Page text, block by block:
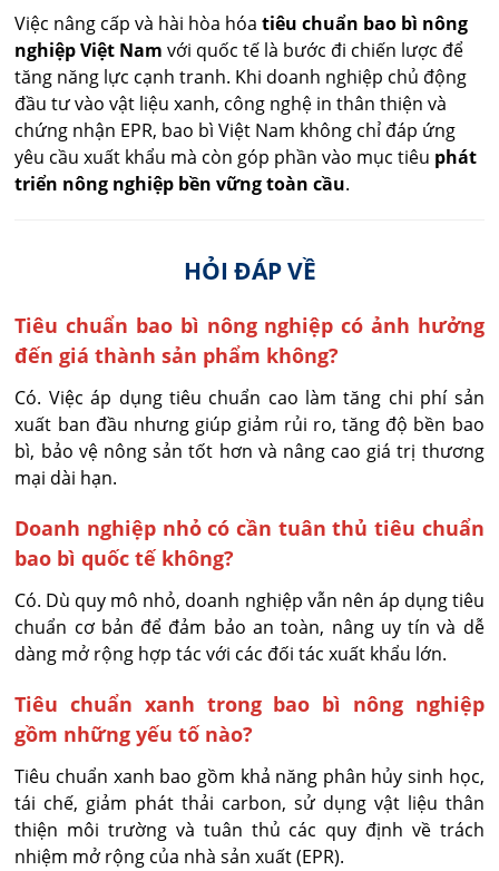
Việc nâng cấp và hài hòa hóatiêu chuẩn bao bì nông
nghiệp Việt Nam với quốc tế là bước đi chiến lược để
tăng năng lực cạnh tranh. Khi doanh nghiệp chủ động
đầu tư vào vật liệu xanh, công nghệ in thân thiện và
chứng nhận EPR, bao bì Việt Nam không chỉ đáp ứng
yêu cầu xuất khẩu mà còn góp phần vào mục tiêu phát
triển nông nghiệp bền vững toàn cầu.
HỎI ĐÁP VỀ
Tiêu chuẩn bao bì nông nghiệp có ảnh hưởng
đến giá thành sản phẩm không?
Có. Việc áp dụng tiêu chuẩn cao làm tăng chi phí sản
xuất ban đầu nhưng giúp giảm rủi ro, tăng độ bền bao
bì, bảo vệ nông sản tốt hơn và nâng cao giá trị thương
mại dài hạn.
Doanh nghiệp nhỏ có cần tuân thủ tiêu chuẩn
bao bì quốc tế không?
Có. Dù quy mô nhỏ, doanh nghiệp vẫn nên áp dụng tiêu
chuẩn cơ bản để đảm bảo an toàn, nâng uy tín và dễ
dàng mở rộng hợp tác với các đối tác xuất khẩu lớn.
Tiêu chuẩn xanh trong bao bì nông nghiệp
gồm những yếu tố nào?
Tiêu chuẩn xanh bao gồm khả năng phân hủy sinh học,
tái chế, giảm phát thải carbon, sử dụng vật liệu thân
thiện môi trường và tuân thủ các quy định về trách
nhiệm mở rộng của nhà sản xuất (EPR).